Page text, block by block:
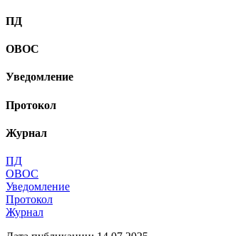
ПД
ОВОС
Уведомление
Протокол
Журнал
ПД
ОВОС
Уведомление
Протокол
Журнал